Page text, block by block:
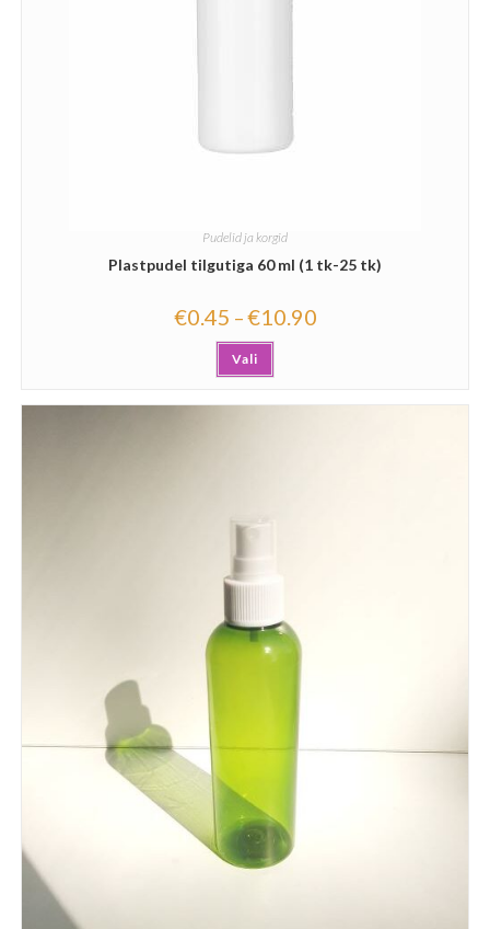
Pudelid ja korgid
Plastpudel tilgutiga 60 ml (1 tk-25 tk)
€0.45 –€10.90
Vali